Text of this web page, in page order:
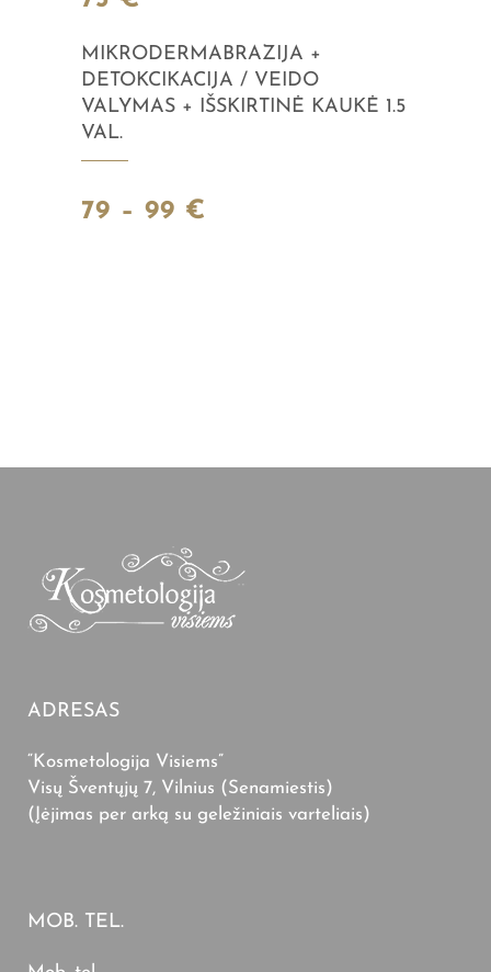
MIKRODERMABRAZIJA +
DETOKCIKACIJA / VEIDO
VALYMAS + IŠSKIRTINĖ KAUKĖ 1.5
VAL.
79 – 99 €
ADRESAS
“Kosmetologija Visiems”
Visų Šventųjų 7, Vilnius (Senamiestis)
(Įėjimas per arką su geležiniais varteliais)
MOB. TEL.